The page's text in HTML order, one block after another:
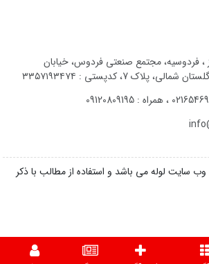
، فردوسیه، مجتمع صنعتی فردوس، خیابان
پلاک 7، کدپستی : ۳۳۵۷۱۹۳۴۷۴
، همراه : 09120809195
سایت لوله می باشد و استفاده از مطالب با ذکر